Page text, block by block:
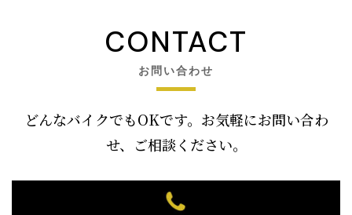
CONTACT
お問い合わせ
どんなバイクでもOKです。お気軽にお問い合わ
せ、ご相談ください。